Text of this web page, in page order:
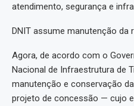
atendimento, segurança e
DNIT assume manutenção da
Agora, de acordo com o
Nacional de Infraestrutura de
manutenção e conservação
projeto de concessão — cujo